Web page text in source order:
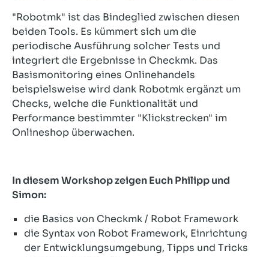
"Robotmk" ist das Bindeglied zwischen diesen
beiden Tools. Es kümmert sich um die
periodische Ausführung solcher Tests und
integriert die Ergebnisse in Checkmk. Das
Basismonitoring eines Onlinehandels
beispielsweise wird dank Robotmk ergänzt um
Checks, welche die Funktionalität und
Performance bestimmter "Klickstrecken" im
Onlineshop überwachen.
In diesem Workshop zeigen Euch Philipp und
Simon:
die Basics von Checkmk / Robot Framework
die Syntax von Robot Framework, Einrichtung
der Entwicklungsumgebung, Tipps und Tricks